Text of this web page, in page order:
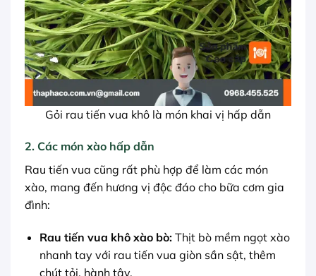
Gỏi rau tiến vua khô là món khai vị hấp dẫn
2. Các món xào hấp dẫn
Rau tiến vua cũng rất phù hợp để làm các món
xào, mang đến hương vị độc đáo cho bữa cơm gia
đình:
Rau tiến vua khô xào bò:Thịt bò mềm ngọt xào
nhanh tay với rau tiến vua giòn sần sật, thêm
chút tỏi, hành tây.